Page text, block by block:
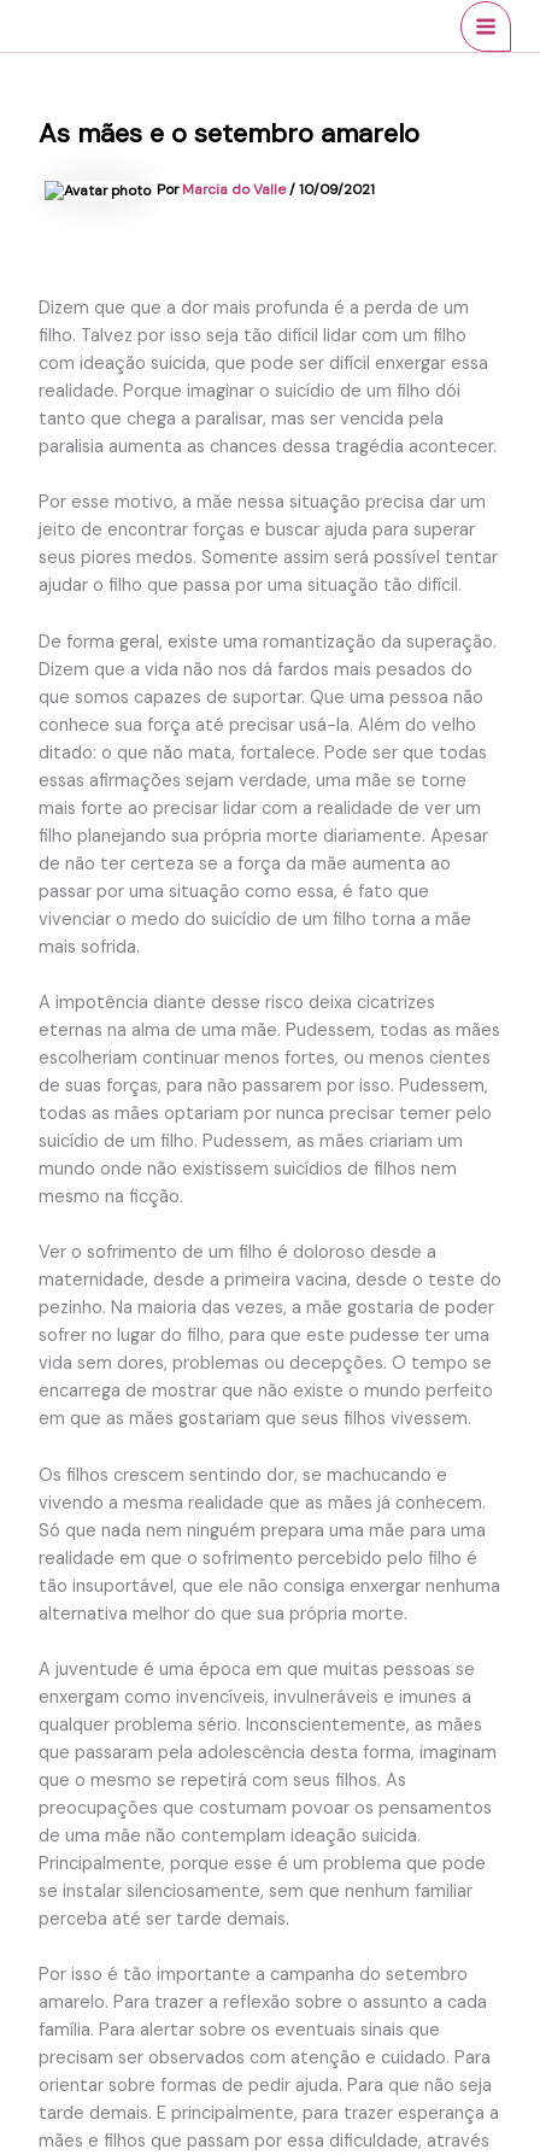
As mães e o setembro amarelo
PorMarcia do Valle/10/09/2021
Dizem que que a dor mais profunda é a perda de um
filho. Talvez por isso seja tão difícil lidar com um filho
com ideação suicida, que pode ser difícil enxergar essa
realidade. Porque imaginar o suicídio de um filho dói
tanto que chega a paralisar, mas ser vencida pela
paralisia aumenta as chances dessa tragédia acontecer.
Por esse motivo, a mãe nessa situação precisa dar um
jeito de encontrar forças e buscar ajuda para superar
seus piores medos. Somente assim será possível tentar
ajudar o filho que passa por uma situação tão difícil.
De forma geral, existe uma romantização da superação.
Dizem que a vida não nos dá fardos mais pesados do
que somos capazes de suportar. Que uma pessoa não
conhece sua força até precisar usá-la. Além do velho
ditado: o que não mata, fortalece. Pode ser que todas
essas afirmações sejam verdade, uma mãe se torne
mais forte ao precisar lidar com a realidade de ver um
filho planejando sua própria morte diariamente. Apesar
de não ter certeza se a força da mãe aumenta ao
passar por uma situação como essa, é fato que
vivenciar o medo do suicídio de um filho torna a mãe
mais sofrida.
A impotência diante desse risco deixa cicatrizes
eternas na alma de uma mãe. Pudessem, todas as mães
escolheriam continuar menos fortes, ou menos cientes
de suas forças, para não passarem por isso. Pudessem,
todas as mães optariam por nunca precisar temer pelo
suicídio de um filho. Pudessem, as mães criariam um
mundo onde não existissem suicídios de filhos nem
mesmo na ficção.
Ver o sofrimento de um filho é doloroso desde a
maternidade, desde a primeira vacina, desde o teste do
pezinho. Na maioria das vezes, a mãe gostaria de poder
sofrer no lugar do filho, para que este pudesse ter uma
vida sem dores, problemas ou decepções. O tempo se
encarrega de mostrar que não existe o mundo perfeito
em que as mães gostariam que seus filhos vivessem.
Os filhos crescem sentindo dor, se machucando e
vivendo a mesma realidade que as mães já conhecem.
Só que nada nem ninguém prepara uma mãe para uma
realidade em que o sofrimento percebido pelo filho é
tão insuportável, que ele não consiga enxergar nenhuma
alternativa melhor do que sua própria morte.
A juventude é uma época em que muitas pessoas se
enxergam como invencíveis, invulneráveis e imunes a
qualquer problema sério. Inconscientemente, as mães
que passaram pela adolescência desta forma, imaginam
que o mesmo se repetirá com seus filhos. As
preocupações que costumam povoar os pensamentos
de uma mãe não contemplam ideação suicida.
Principalmente, porque esse é um problema que pode
se instalar silenciosamente, sem que nenhum familiar
perceba até ser tarde demais.
Por isso é tão importante a campanha do setembro
amarelo. Para trazer a reflexão sobre o assunto a cada
família. Para alertar sobre os eventuais sinais que
precisam ser observados com atenção e cuidado. Para
orientar sobre formas de pedir ajuda. Para que não seja
tarde demais. E principalmente, para trazer esperança a
mães e filhos que passam por essa dificuldade, através